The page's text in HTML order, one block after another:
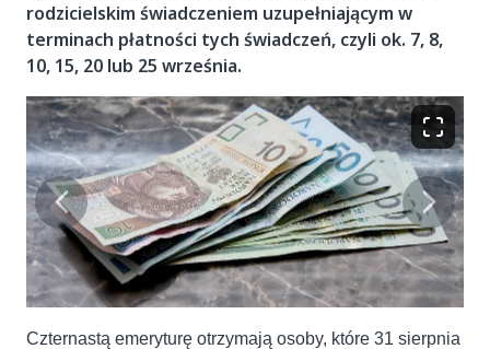
rodzicielskim świadczeniem uzupełniającym w
terminach płatności tych świadczeń, czyli ok. 7, 8,
10, 15, 20 lub 25 września.
Czternastą emeryturę otrzymają osoby, które 31 sierpnia